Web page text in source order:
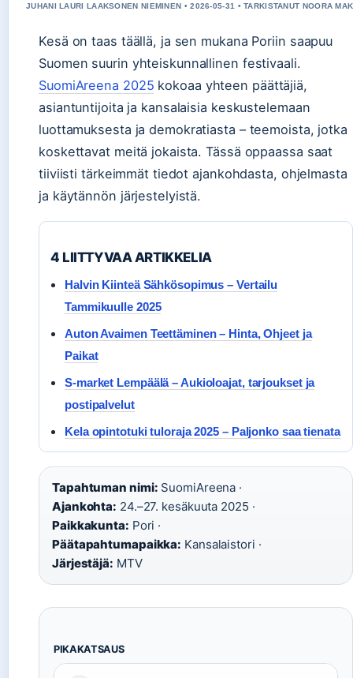
JUHANI LAURI LAAKSONEN NIEMINEN • 2026-05-31 • TARKISTANUT NOORA
Kesä on taas täällä, ja sen mukana Poriin saapuu
Suomen suurin yhteiskunnallinen festivaali.
SuomiAreena 2025 kokoaa yhteen päättäjiä,
asiantuntijoita ja kansalaisia keskustelemaan
luottamuksesta ja demokratiasta – teemoista, jotka
koskettavat meitä jokaista. Tässä oppaassa saat
tiiviisti tärkeimmät tiedot ajankohdasta, ohjelmasta
ja käytännön järjestelyistä.
4 LIITTYVAA ARTIKKELIA
Halvin Kiinteä Sähkösopimus – Vertailu
Tammikuulle 2025
Auton Avaimen Teettäminen – Hinta, Ohjeet ja
Paikat
S-market Lempäälä – Aukioloajat, tarjoukset ja
postipalvelut
Kela opintotuki tuloraja 2025 – Paljonko saa tienata
Tapahtuman nimi: SuomiAreena ·
Ajankohta: 24.–27. kesäkuuta 2025 ·
Paikkakunta: Pori ·
Päätapahtumapaikka: Kansalaistori ·
Järjestäjä: MTV
PIKAKATSAUS